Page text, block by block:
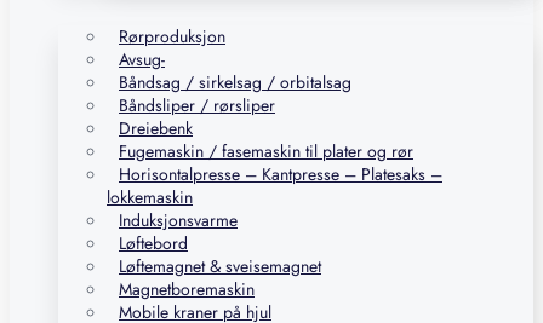
Rørproduksjon
Avsug-
Båndsag / sirkelsag / orbitalsag
Båndsliper / rørsliper
Dreiebenk
Fugemaskin / fasemaskin til plater og rør
Horisontalpresse – Kantpresse – Platesaks –
lokkemaskin
Induksjonsvarme
Løftebord
Løftemagnet & sveisemagnet
Magnetboremaskin
Mobile kraner på hjul